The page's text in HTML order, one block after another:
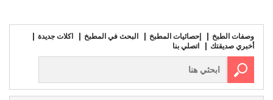
وصفات الطبخ إحصائيات المطبخ البحث في المطبخ
اكلات جديدة
أخبري صديقتك
اتصلي بنا